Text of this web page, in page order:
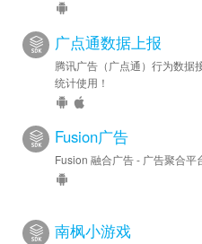
广点通数据上报
腾讯广告（广点通）行为数据
统计使用！
Fusion广告
Fusion 融合广告 - 广告聚合平
南枫小游戏